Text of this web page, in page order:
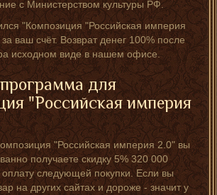
с Министерством культуры РФ.
"Композиция "Российская империя
ваш счёт. Возврат денег 100% после
исходном виде в нашем офисе.
для
"Российская империя
"Российская империя 2.0" вы
получаете скидку 5% 320 000
оплату следующей покупки. Если вы
на других сайтах и дороже - значит у